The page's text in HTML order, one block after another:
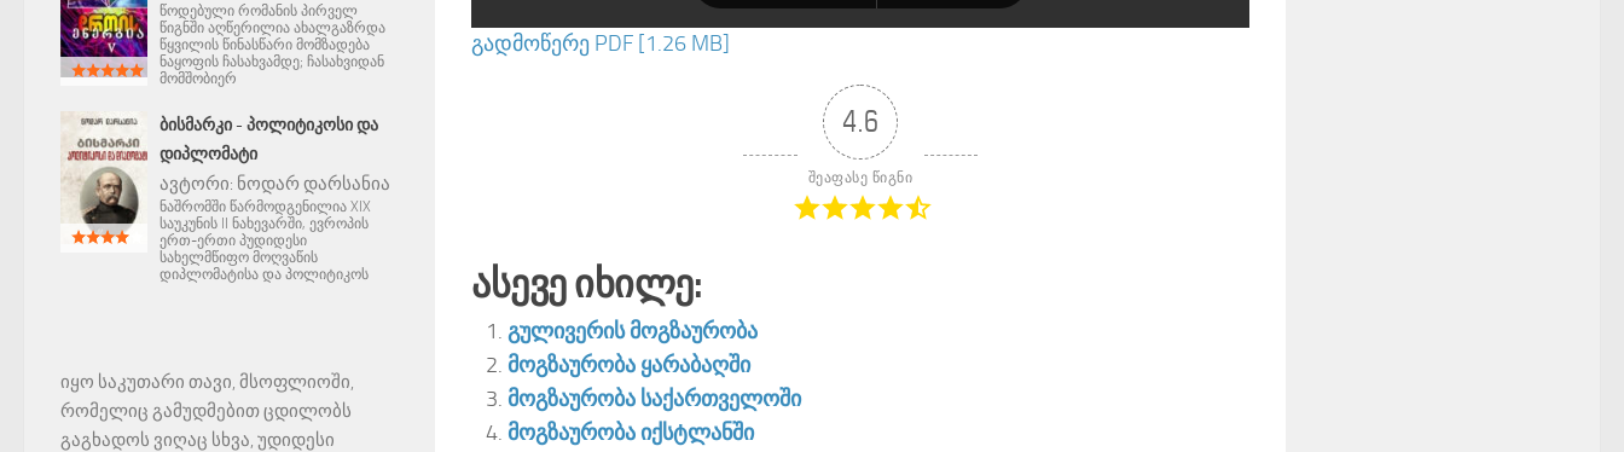
გადმოწერე PDF [1.26 MB]
4.6
შეაფასე წიგნი
Ასევე Იხილე:
გულივერის მოგზაურობა
მოგზაურობა ყარაბაღში
მოგზაურობა საქართველოში
მოგზაურობა იქსტლანში
წოდებული რომანის პირველ
წიგნში აღწერილია ახალგაზრდა
წყვილის წინასწარი მომზადება
ნაყოფის ჩასახვამდე; ჩასახვიდან
მომშობიერ
ᲑᲘᲡᲛᲐᲠᲙᲘ - ᲞᲝᲚᲘᲢᲘᲙᲝᲡᲘ ᲓᲐ
ᲓᲘᲞᲚᲝᲛᲐᲢᲘ
ავტორი: ნოდარ დარსანია
ნაშრომში წარმოდგენილია XIX
საუკუნის II ნახევარში, ევროპის
ერთ-ერთი პუდიდესი
სახელმწიფო მოღვაწის
დიპლომატისა და პოლიტიკოს
იყო საკუთარი თავი, მსოფლიოში,
რომელიც გამუდმებით ცდილობს
გაგხადოს ვიღაც სხვა, უდიდესი